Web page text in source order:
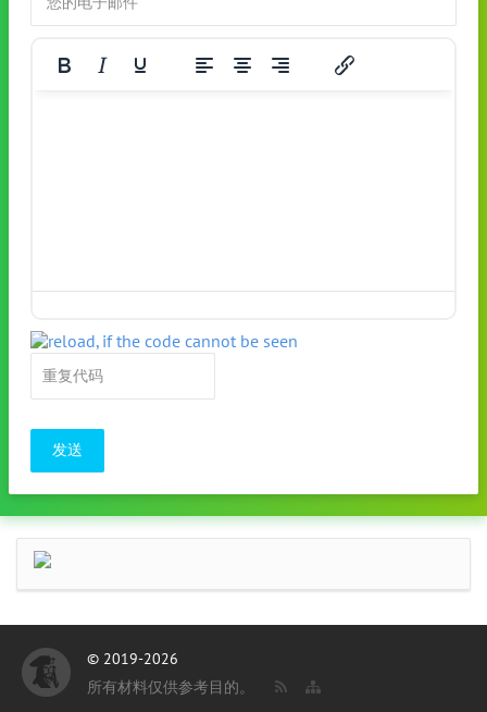
发送
© 2019-2026
所有材料仅供参考目的。